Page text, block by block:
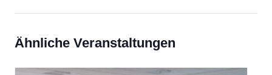
Ähnliche Veranstaltungen